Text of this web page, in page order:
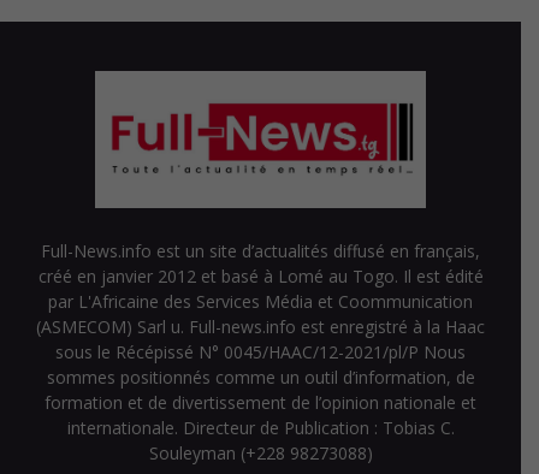
Full-News.info est un site d’actualités diffusé en français,
créé en janvier 2012 et basé à Lomé au Togo. Il est édité
par L'Africaine des Services Média et Coommunication
(ASMECOM) Sarl u. Full-news.info est enregistré à la Haac
sous le Récépissé N° 0045/HAAC/12-2021/pl/P Nous
sommes positionnés comme un outil d’information, de
formation et de divertissement de l’opinion nationale et
internationale. Directeur de Publication : Tobias C.
Souleyman (+228 98273088)